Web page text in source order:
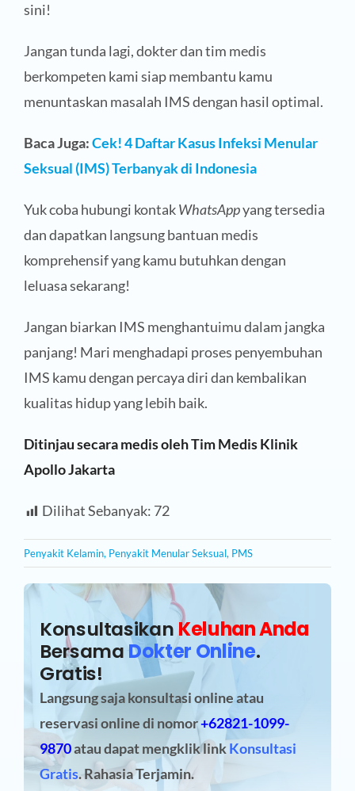
sini!
Jangan tunda lagi, dokter dan tim medis
berkompeten kami siap membantu kamu
menuntaskan masalah IMS dengan hasil optimal.
Baca Juga:Cek! 4 Daftar Kasus Infeksi Menular
Seksual (IMS) Terbanyak di Indonesia
Yuk coba hubungi kontakWhatsAppyang tersedia
dan dapatkan langsung bantuan medis
komprehensif yang kamu butuhkan dengan
leluasa sekarang!
Jangan biarkan IMS menghantuimu dalam jangka
panjang! Mari menghadapi proses penyembuhan
IMS kamu dengan percaya diri dan kembalikan
kualitas hidup yang lebih baik.
Ditinjau secara medis oleh Tim Medis Klinik
Apollo Jakarta
Dilihat Sebanyak: 72
Penyakit Kelamin, Penyakit Menular Seksual, PMS
Konsultasikan Keluhan Anda
BersamaDokter Online.
Gratis!
Langsung saja konsultasi online atau
reservasi onlinedi nomor+62821-1099-
9870atau dapat mengklik linkKonsultasi
Gratis. Rahasia Terjamin.